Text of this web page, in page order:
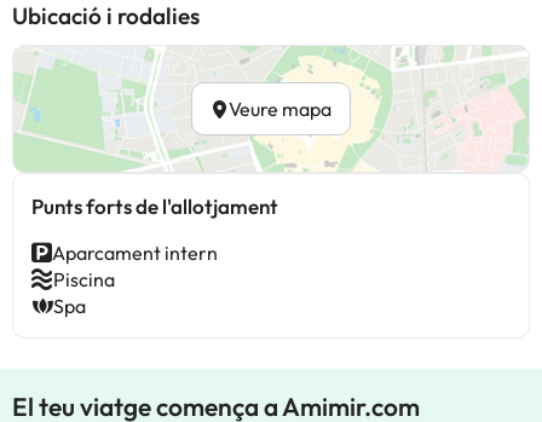
Ubicació i rodalies
Veure mapa
Punts forts de l'allotjament
Aparcament intern
Piscina
Spa
El teu viatge comença a Amimir.com